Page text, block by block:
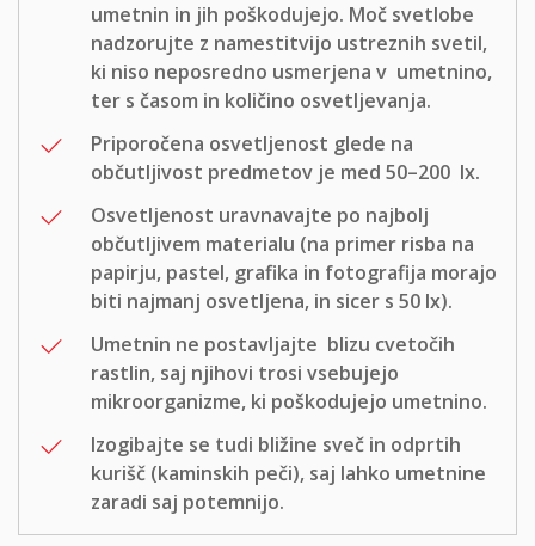
umetnin in jih poškodujejo. Moč svetlobe
nadzorujte z namestitvijo ustreznih svetil,
ki niso neposredno usmerjena v umetnino,
ter s časom in količino osvetljevanja.
Priporočena osvetljenost glede na
občutljivost predmetov je med 50–200 lx.
Osvetljenost uravnavajte po najbolj
občutljivem materialu (na primer risba na
papirju, pastel, grafika in fotografija morajo
biti najmanj osvetljena, in sicer s 50 lx).
Umetnin ne postavljajte blizu cvetočih
rastlin, saj njihovi trosi vsebujejo
mikroorganizme, ki poškodujejo umetnino.
Izogibajte se tudi bližine sveč in odprtih
kurišč (kaminskih peči), saj lahko umetnine
zaradi saj potemnijo.